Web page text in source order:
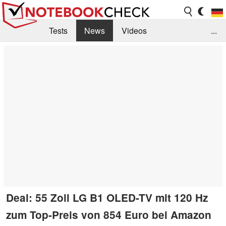
Tests News
Videos
...
Deal: 55 Zoll LG B1 OLED-TV mit 120 Hz
zum Top-Preis von 854 Euro bei Amazon